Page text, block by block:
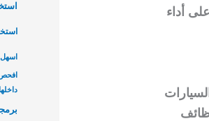
أداء
افحص
داخلها